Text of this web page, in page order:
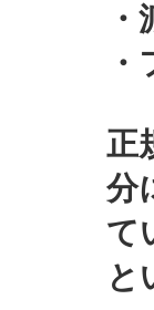
正
分
て
と